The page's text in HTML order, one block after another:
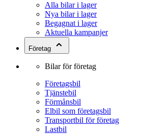
Alla bilar i lager
Nya bilar i lager
Begagnat i lager
Aktuella kampanjer
Företag
Bilar för företag
Företagsbil
Tjänstebil
Förmånsbil
Elbil som företagsbil
Transportbil för företag
Lastbil